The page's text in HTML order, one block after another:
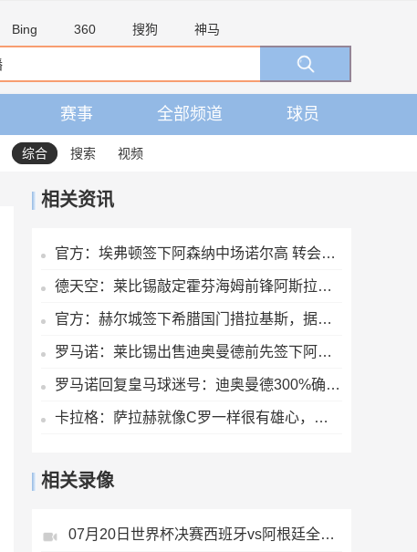
Bing 360 搜狗 神马
赛事 全部频道 球员
综合 搜索 视频
相关资讯
官方：埃弗顿签下阿森纳中场诺尔高 转会费700万镑签约2年
德天空：莱比锡敲定霍芬海姆前锋阿斯拉尼，转会费约2500万欧
官方：赫尔城签下希腊国门措拉基斯，据悉转会费1700万英镑
罗马诺：莱比锡出售迪奥曼德前先签下阿斯拉尼，之后才会放他体检
罗马诺回复皇马球迷号：迪奥曼德300%确定加盟皇马
卡拉格：萨拉赫就像C罗一样很有雄心，他应该去意甲而不是土耳其
相关录像
07月20日世界杯决赛西班牙vs阿根廷全场录像